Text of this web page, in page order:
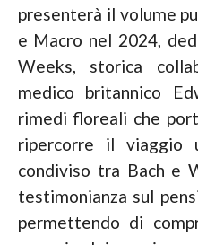
presenterà il volume
e Macro nel 2024,
Weeks, storica
medico britannico
rimedi floreali che
ripercorre il viaggio
condiviso tra Bach e
testimonianza sul
permettendo di